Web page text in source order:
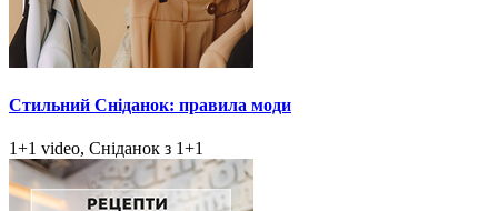
Стильний Сніданок: правила моди
1+1 video, Сніданок з 1+1